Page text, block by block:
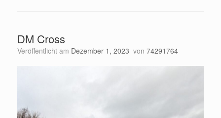
DM Cross
Veröffentlicht am Dezember 1, 2023 von 74291764